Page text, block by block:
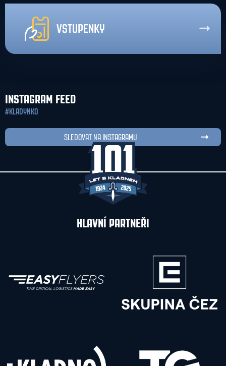
VSTUPENKY
INSTAGRAM FEED
#KLADYNKO
SLEDOVAT NA INSTAGRAMU
HLAVNÍ PARTNEŘI